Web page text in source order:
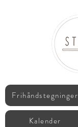
Frihåndstegninger
Kalender